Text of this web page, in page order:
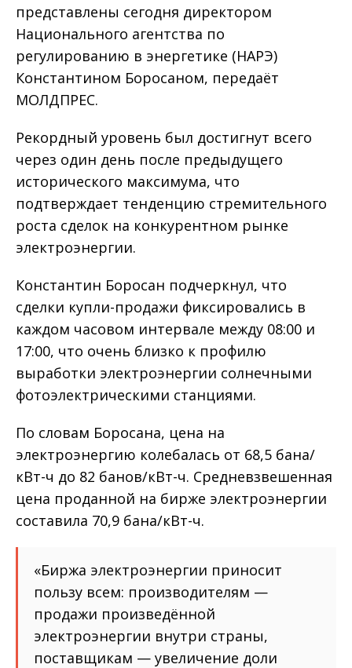
представлены сегодня директором
Национального агентства по
регулированию в энергетике (НАРЭ)
Константином Боросаном, передаёт
МОЛДПРЕС.
Рекордный уровень был достигнут всего
через один день после предыдущего
исторического максимума, что
подтверждает тенденцию стремительного
роста сделок на конкурентном рынке
электроэнергии.
Константин Боросан подчеркнул, что
сделки купли-продажи фиксировались в
каждом часовом интервале между 08:00 и
17:00, что очень близко к профилю
выработки электроэнергии солнечными
фотоэлектрическими станциями.
По словам Боросана, цена на
электроэнергию колебалась от 68,5 бана/
кВт-ч до 82 банов/кВт-ч. Средневзвешенная
цена проданной на бирже электроэнергии
составила 70,9 бана/кВт-ч.
«Биржа электроэнергии приносит
пользу всем: производителям —
продажи произведённой
электроэнергии внутри страны,
поставщикам — увеличение доли